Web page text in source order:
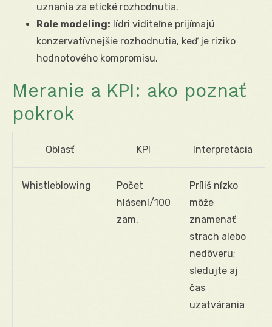
uznania za etické rozhodnutia.
Role modeling: lídri viditeľne prijímajú
konzervatívnejšie rozhodnutia, keď je riziko
hodnotového kompromisu.
Meranie a KPI: ako poznať
pokrok
Oblasť KPI Interpretácia
Whistleblowing
Počet
hlásení/100
zam.
Príliš nízko
môže
znamenať
strach alebo
nedôveru;
sledujte aj
čas
uzatvárania